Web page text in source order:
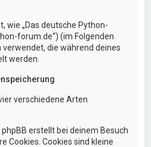
wie „Das deutsche Python-
forum.de“) (im Folgenden
verwendet, die während deines
werden.
verschiedene Arten
erstellt bei deinem Besuch
Cookies. Cookies sind kleine